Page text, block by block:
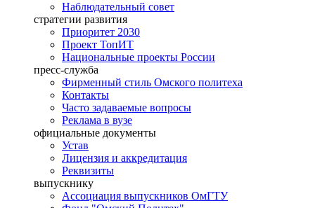
Наблюдательный совет
стратегии развития
Приоритет 2030
Проект ТопИТ
Национальные проекты России
пресс-служба
Фирменный стиль Омского политеха
Контакты
Часто задаваемые вопросы
Реклама в вузе
официальные документы
Устав
Лицензия и аккредитация
Реквизиты
выпускнику
Ассоциация выпускников ОмГТУ